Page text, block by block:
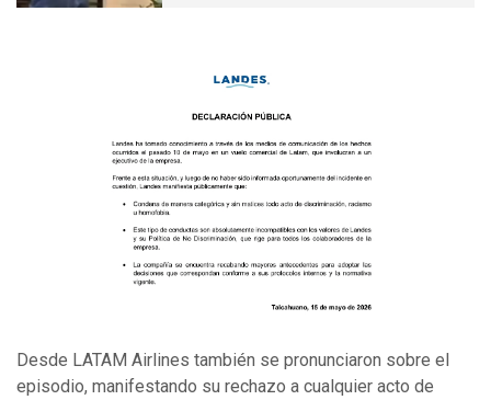
Desde LATAM Airlines también se pronunciaron sobre el
episodio, manifestando su rechazo a cualquier acto de